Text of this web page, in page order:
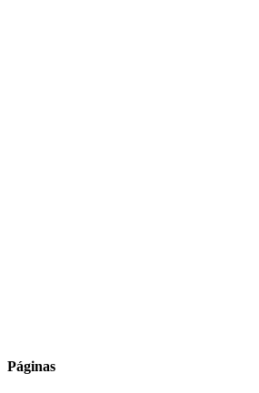
Páginas